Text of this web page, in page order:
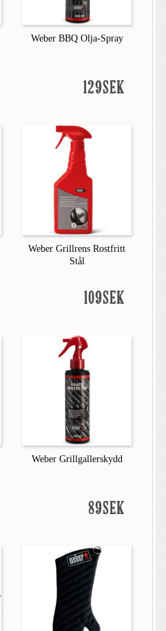
Weber BBQ Olja-Spray
129SEK
Weber Grillrens Rostfritt
Stål
109SEK
Weber Grillgallerskydd
89SEK